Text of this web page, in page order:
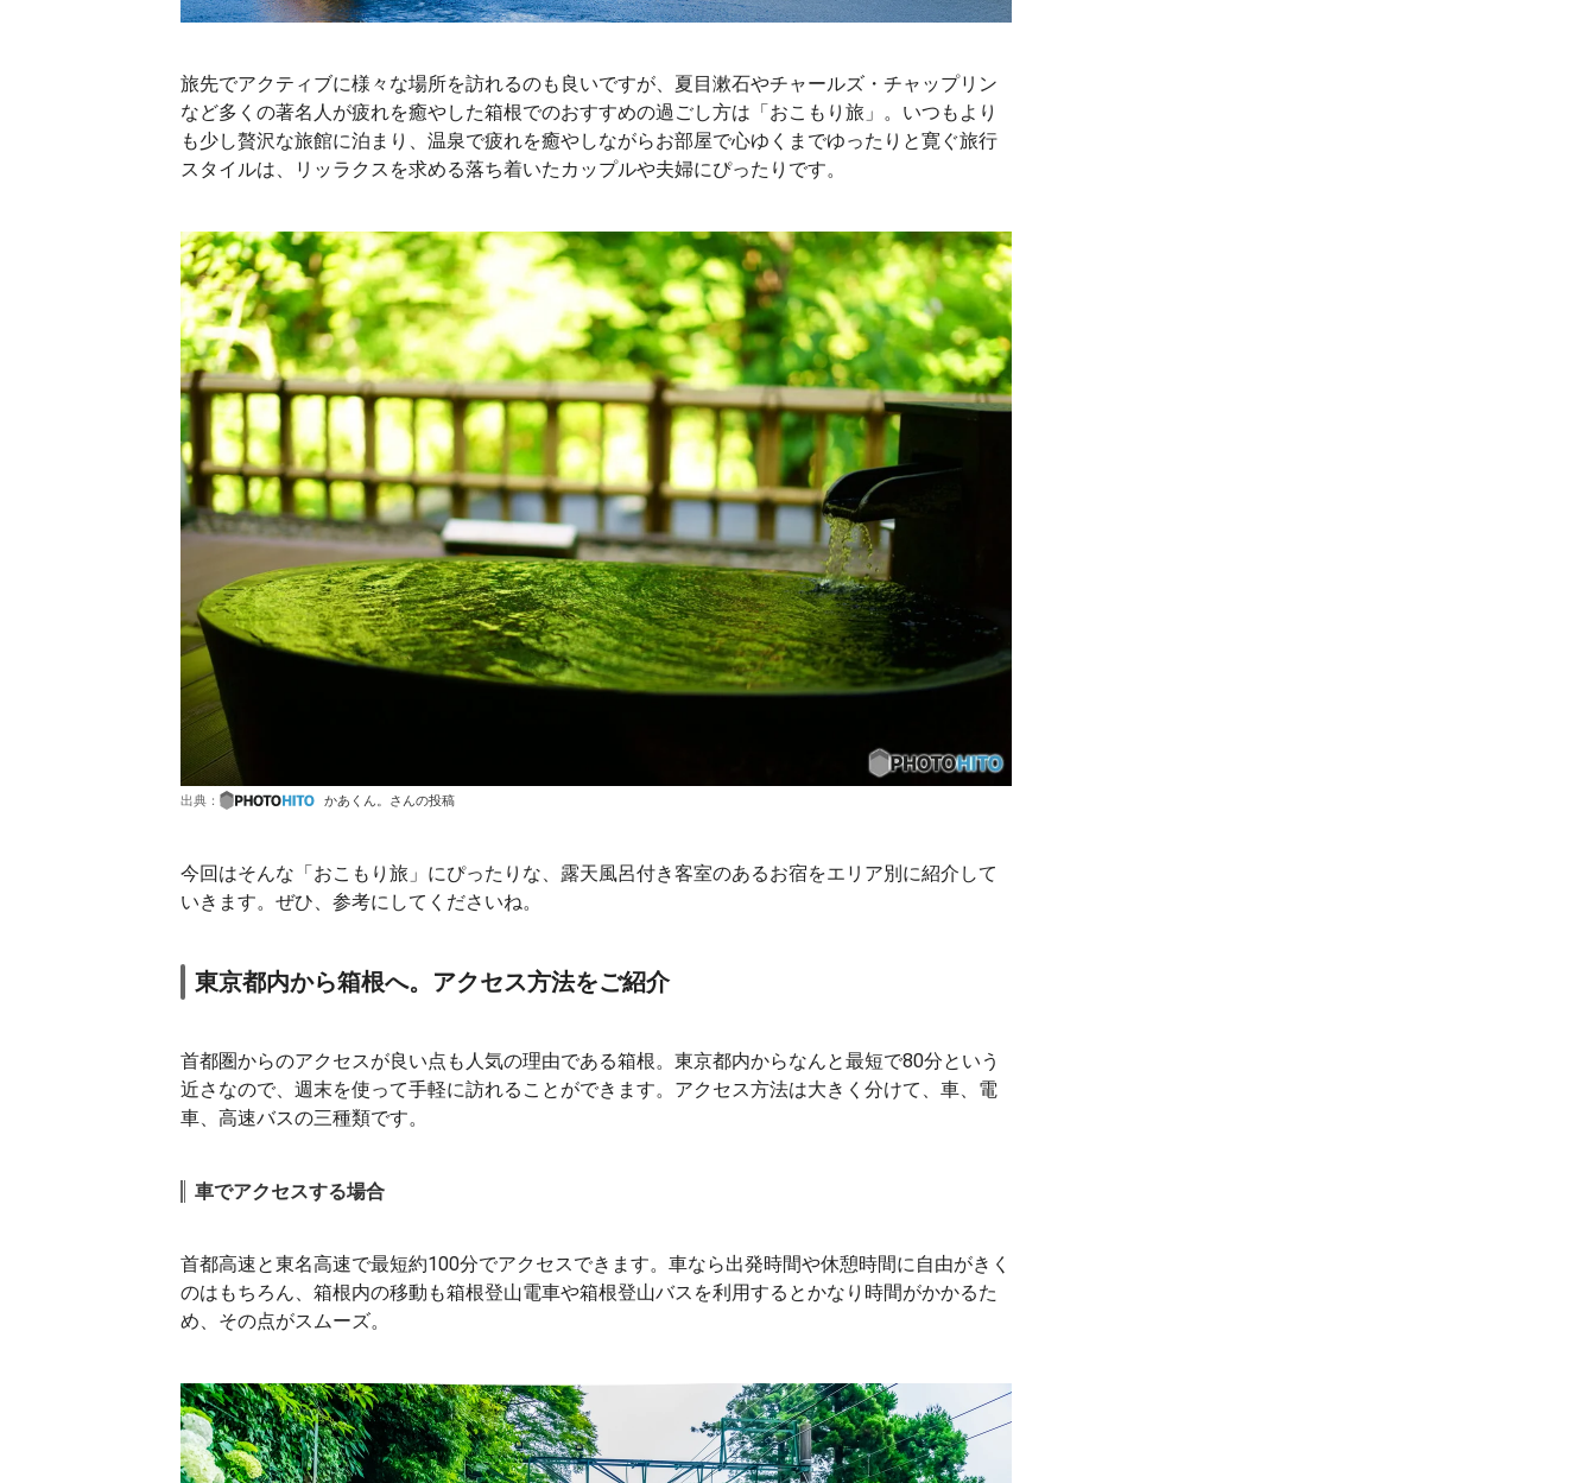
旅先でアクティブに様々な場所を訪れるのも良いですが、夏目漱石やチャールズ・チャップリン
など多くの著名人が疲れを癒やした箱根でのおすすめの過ごし方は「おこもり旅」。いつもより
も少し贅沢な旅館に泊まり、温泉で疲れを癒やしながらお部屋で心ゆくまでゆったりと寛ぐ旅行
スタイルは、リッラクスを求める落ち着いたカップルや夫婦にぴったりです。
出典： かあくん。さんの投稿
今回はそんな「おこもり旅」にぴったりな、露天風呂付き客室のあるお宿をエリア別に紹介して
いきます。ぜひ、参考にしてくださいね。
東京都内から箱根へ。アクセス方法をご紹介
首都圏からのアクセスが良い点も人気の理由である箱根。東京都内からなんと最短で80分という
近さなので、週末を使って手軽に訪れることができます。アクセス方法は大きく分けて、車、電
車、高速バスの三種類です。
車でアクセスする場合
首都高速と東名高速で最短約100分でアクセスできます。車なら出発時間や休憩時間に自由がきく
のはもちろん、箱根内の移動も箱根登山電車や箱根登山バスを利用するとかなり時間がかかるた
め、その点がスムーズ。